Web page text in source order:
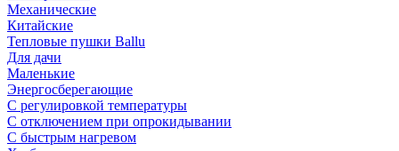
Механические
Китайские
Тепловые пушки Ballu
Для дачи
Маленькие
Энергосберегающие
С регулировкой температуры
С отключением при опрокидывании
С быстрым нагревом